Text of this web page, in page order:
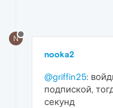
N
nooka2
@griffin25:
подпиской,
секунд